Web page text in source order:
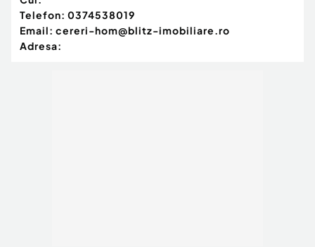
Telefon: 0374538019
Email: cereri-hom@blitz-imobiliare.ro
Adresa: